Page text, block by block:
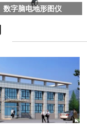
数字脑电地形图仪